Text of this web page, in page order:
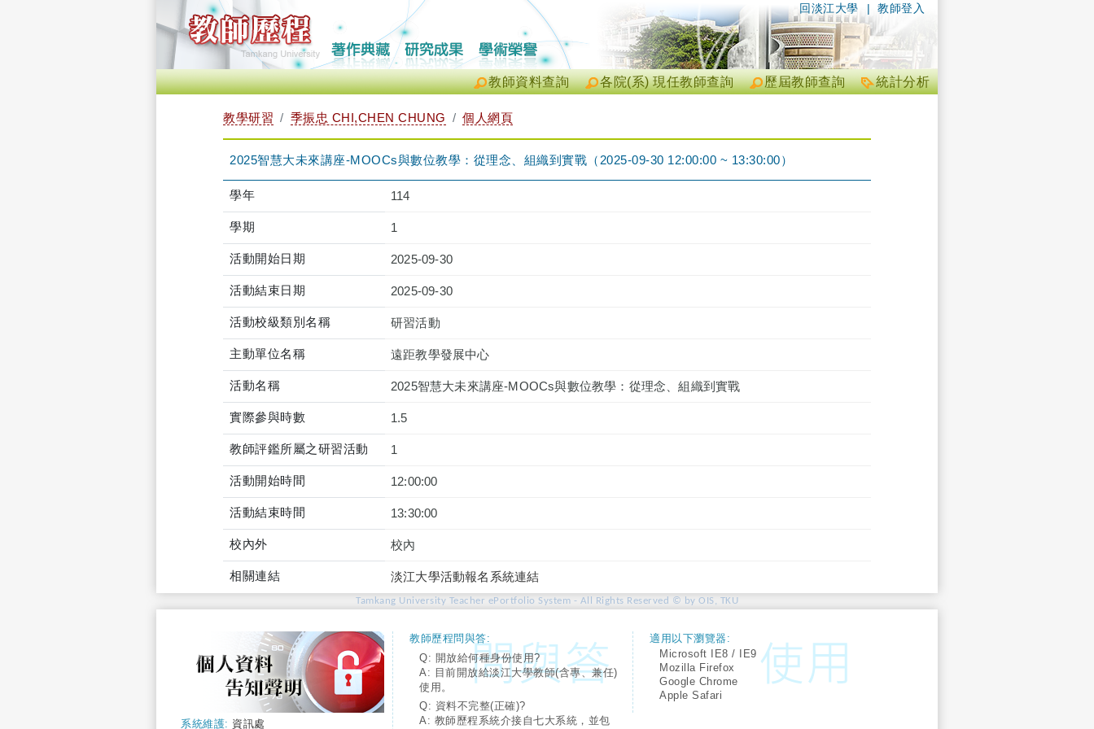
| 教師登入
回淡江大學
統計分析
歷屆教師查詢
各院(系) 現任教師查詢
教師資料查詢
教學研習 季振忠 CHI,CHEN CHUNG 個人網頁
2025智慧大未來講座-MOOCs與數位教學：從理念、組織到實戰（2025-09-30 12:00:00 ~ 13:30:00）
學年 114
學期 1
活動開始日期 2025-09-30
活動結束日期 2025-09-30
活動校級類別名稱 研習活動
主動單位名稱 遠距教學發展中心
活動名稱 2025智慧大未來講座-MOOCs與數位教學：從理念、組織到實戰
實際參與時數 1.5
教師評鑑所屬之研習活動 1
活動開始時間 12:00:00
活動結束時間 13:30:00
校內外 校內
相關連結 淡江大學活動報名系統連結
Tamkang University Teacher ePortfolio System - All Rights Reserved © by OIS, TKU
系統維護: 資訊處
教師歷程問與答:
Q: 開放給何種身份使用?
A: 目前開放給淡江大學教師(含專、兼任)
使用。
Q: 資料不完整(正確)?
A: 教師歷程系統介接自七大系統，並包
適用以下瀏覽器:
Microsoft IE8 / IE9
Mozilla Firefox
Google Chrome
Apple Safari